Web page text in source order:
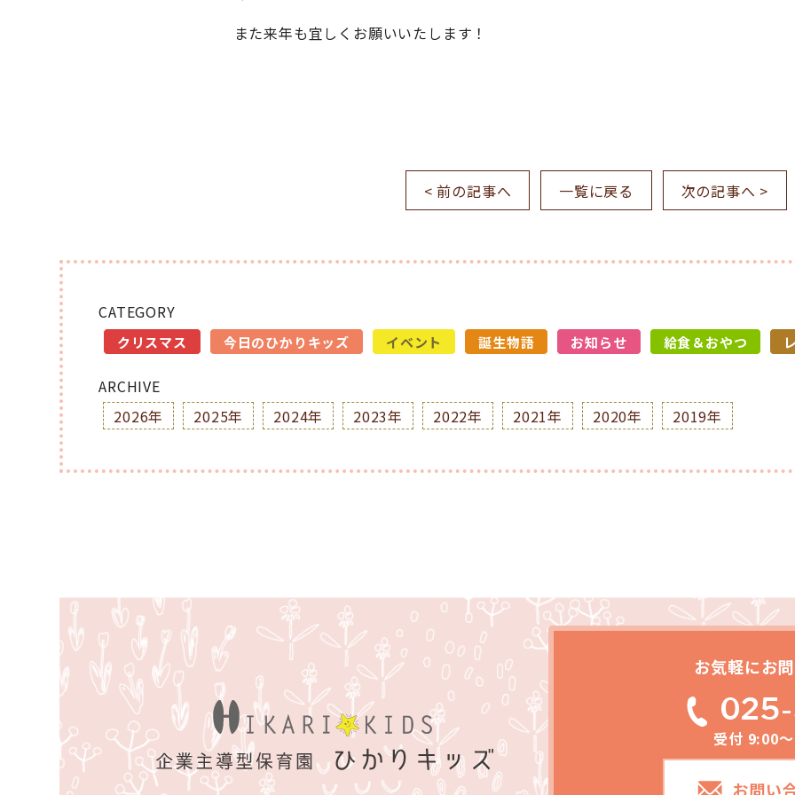
また来年も宜しくお願いいたします！
< 前の記事へ 一覧に戻る 次の記事へ >
CATEGORY
クリスマス 今日のひかりキッズ イベント 誕生物語 お知らせ 給食＆おやつ
ARCHIVE
2026年
2025年 2024年 2023年 2022年 2021年 2020年 2019年
お気軽にお
受付 9:00
お問い